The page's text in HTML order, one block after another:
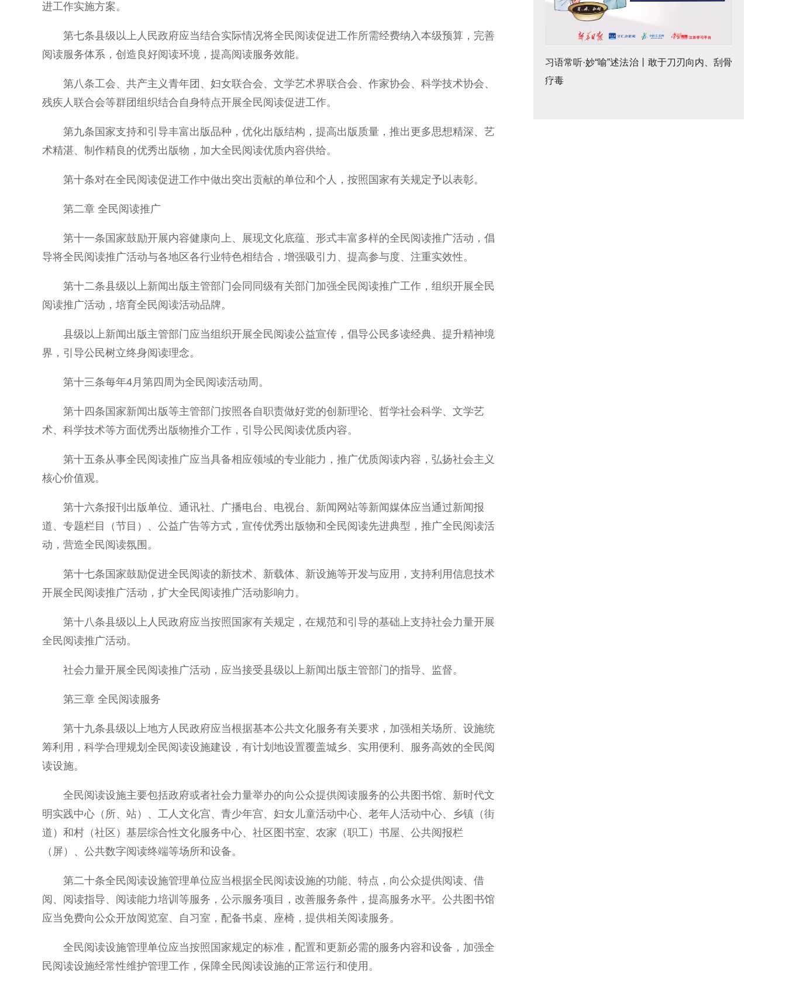
进工作实施方案。
第七条县级以上人民政府应当结合实际情况将全民阅读促进工作所需经费纳入本级预算，完善
阅读服务体系，创造良好阅读环境，提高阅读服务效能。
第八条工会、共产主义青年团、妇女联合会、文学艺术界联合会、作家协会、科学技术协会、
残疾人联合会等群团组织结合自身特点开展全民阅读促进工作。
第九条国家支持和引导丰富出版品种，优化出版结构，提高出版质量，推出更多思想精深、艺
术精湛、制作精良的优秀出版物，加大全民阅读优质内容供给。
第十条对在全民阅读促进工作中做出突出贡献的单位和个人，按照国家有关规定予以表彰。
第二章 全民阅读推广
第十一条国家鼓励开展内容健康向上、展现文化底蕴、形式丰富多样的全民阅读推广活动，倡
导将全民阅读推广活动与各地区各行业特色相结合，增强吸引力、提高参与度、注重实效性。
第十二条县级以上新闻出版主管部门会同同级有关部门加强全民阅读推广工作，组织开展全民
阅读推广活动，培育全民阅读活动品牌。
县级以上新闻出版主管部门应当组织开展全民阅读公益宣传，倡导公民多读经典、提升精神境
界，引导公民树立终身阅读理念。
第十三条每年4月第四周为全民阅读活动周。
第十四条国家新闻出版等主管部门按照各自职责做好党的创新理论、哲学社会科学、文学艺
术、科学技术等方面优秀出版物推介工作，引导公民阅读优质内容。
第十五条从事全民阅读推广应当具备相应领域的专业能力，推广优质阅读内容，弘扬社会主义
核心价值观。
第十六条报刊出版单位、通讯社、广播电台、电视台、新闻网站等新闻媒体应当通过新闻报
道、专题栏目（节目）、公益广告等方式，宣传优秀出版物和全民阅读先进典型，推广全民阅读活
动，营造全民阅读氛围。
第十七条国家鼓励促进全民阅读的新技术、新载体、新设施等开发与应用，支持利用信息技术
开展全民阅读推广活动，扩大全民阅读推广活动影响力。
第十八条县级以上人民政府应当按照国家有关规定，在规范和引导的基础上支持社会力量开展
全民阅读推广活动。
社会力量开展全民阅读推广活动，应当接受县级以上新闻出版主管部门的指导、监督。
第三章 全民阅读服务
第十九条县级以上地方人民政府应当根据基本公共文化服务有关要求，加强相关场所、设施统
筹利用，科学合理规划全民阅读设施建设，有计划地设置覆盖城乡、实用便利、服务高效的全民阅
读设施。
全民阅读设施主要包括政府或者社会力量举办的向公众提供阅读服务的公共图书馆、新时代文
明实践中心（所、站）、工人文化宫、青少年宫、妇女儿童活动中心、老年人活动中心、乡镇（街
道）和村（社区）基层综合性文化服务中心、社区图书室、农家（职工）书屋、公共阅报栏
（屏）、公共数字阅读终端等场所和设备。
第二十条全民阅读设施管理单位应当根据全民阅读设施的功能、特点，向公众提供阅读、借
阅、阅读指导、阅读能力培训等服务，公示服务项目，改善服务条件，提高服务水平。公共图书馆
应当免费向公众开放阅览室、自习室，配备书桌、座椅，提供相关阅读服务。
全民阅读设施管理单位应当按照国家规定的标准，配置和更新必需的服务内容和设备，加强全
民阅读设施经常性维护管理工作，保障全民阅读设施的正常运行和使用。
习语常听·妙“喻”述法治丨敢于刀刃向内、刮骨
疗毒